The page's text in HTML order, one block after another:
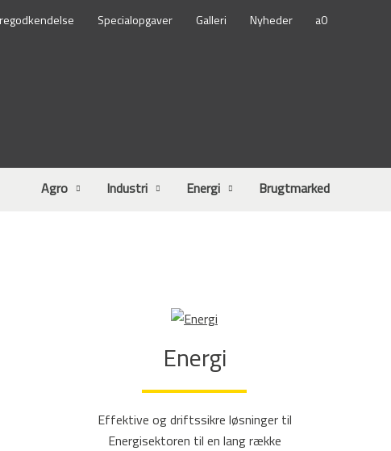
Specialopgaver Galleri Nyheder
Agro Industri Energi Brugtmarked
Energi
Effektive og driftssikre løsninger til
Energisektoren til en lang række